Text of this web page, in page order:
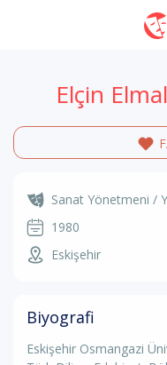
Elçin
Sanat Yönetmeni /
1980
Eskişehir
Biyografi
Eskişehir Osmangazi